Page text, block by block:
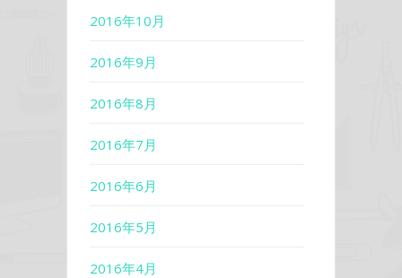
2016年10月
2016年9月
2016年8月
2016年7月
2016年6月
2016年5月
2016年4月